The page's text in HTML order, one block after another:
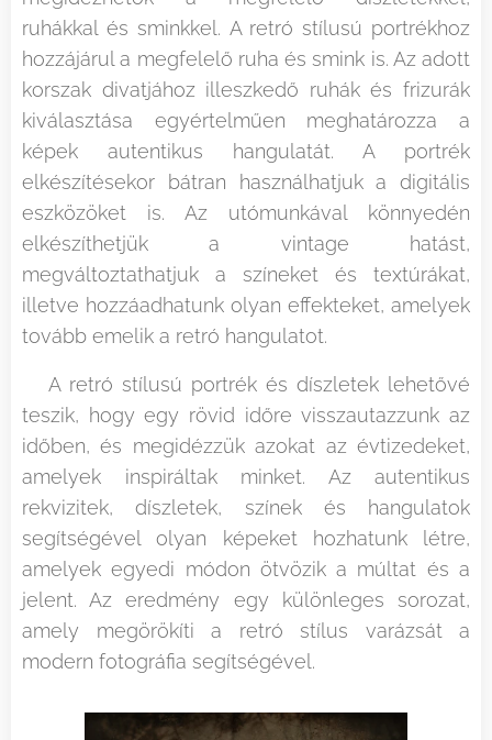
ruhákkal és sminkkel. A retró stílusú portrékhoz
hozzájárul a megfelelő ruha és smink is. Az adott
korszak divatjához illeszkedő ruhák és frizurák
kiválasztása egyértelműen meghatározza a
képek autentikus hangulatát. A portrék
elkészítésekor bátran használhatjuk a digitális
eszközöket is. Az utómunkával könnyedén
elkészíthetjük a vintage hatást,
megváltoztathatjuk a színeket és textúrákat,
illetve hozzáadhatunk olyan effekteket, amelyek
tovább emelik a retró hangulatot.
A retró stílusú portrék és díszletek lehetővé
teszik, hogy egy rövid időre visszautazzunk az
időben, és megidézzük azokat az évtizedeket,
amelyek inspiráltak minket. Az autentikus
rekvizitek, díszletek, színek és hangulatok
segítségével olyan képeket hozhatunk létre,
amelyek egyedi módon ötvözik a múltat és a
jelent. Az eredmény egy különleges sorozat,
amely megörökíti a retró stílus varázsát a
modern fotográfia segítségével.